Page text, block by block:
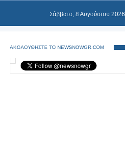
Σάββατο, 8 Αυγούστου 2026
ΑΚΟΛΟΥΘΗΣΤΕ ΤΟ NEWSNOWGR.COM